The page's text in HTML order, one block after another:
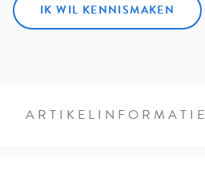
IK WIL KENNISMAKEN
ARTIKELINFORMATIE